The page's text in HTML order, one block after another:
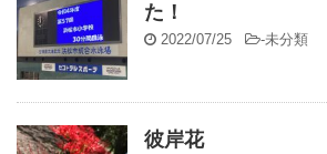
た！
2022/07/25 -未分類
彼岸花